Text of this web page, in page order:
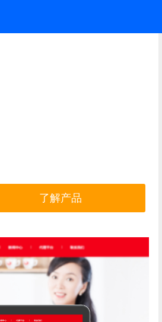
了解产品